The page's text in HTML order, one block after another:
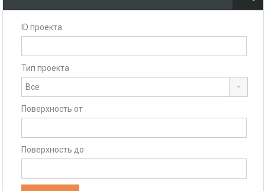
ID проекта
Тип проекта
Поверхность от
Поверхность до